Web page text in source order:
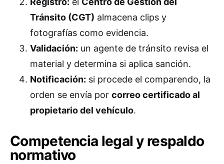
Tránsito (CGT) almacena clips y
fotografías como evidencia.
Validación: un agente de tránsito revisa el
material y determina si aplica sanción.
Notificación: si procede el comparendo, la
orden se envía por correo certificado al
propietario del vehículo.
Competencia legal y respaldo
normativo